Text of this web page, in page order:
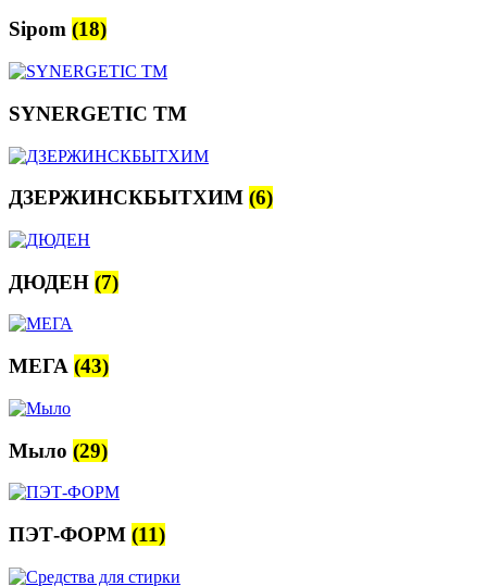
Sipom (18)
SYNERGETIC TM
ДЗЕРЖИНСКБЫТХИМ (6)
ДЮДЕН (7)
МЕГА (43)
Мыло (29)
ПЭТ-ФОРМ (11)